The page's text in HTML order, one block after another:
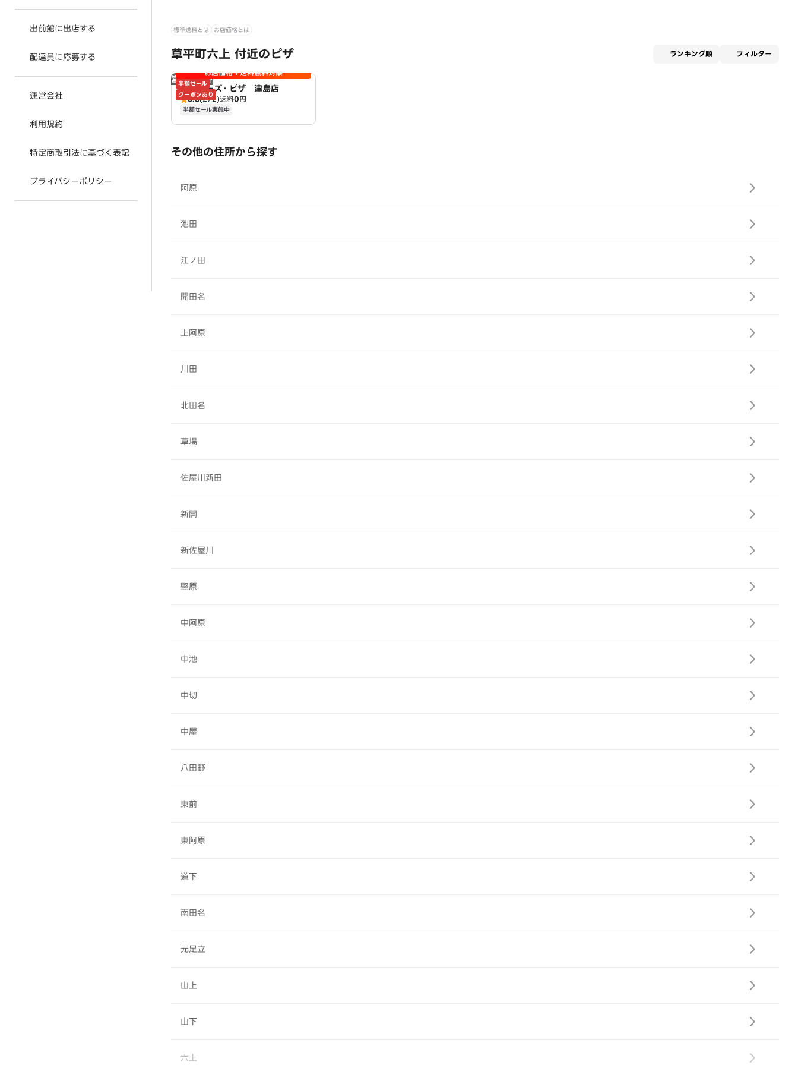
出前館に出店する
配達員に応募する
運営会社
利用規約
特定商取引法に基づく表記
プライバシーポリシー
標準送料とは お店価格とは
草平町六上 付近のピザ ランキング順 フィルター
営業時間外
半額セール
クーポンあり
お店価格＋送料無料対象
アオキーズ・ピザ 津島店
3.8(272)送料0円
半額セール実施中
その他の住所から探す
阿原
池田
江ノ田
開田名
上阿原
川田
北田名
草場
佐屋川新田
新開
新佐屋川
竪原
中阿原
中池
中切
中屋
八田野
東前
東阿原
道下
南田名
元足立
山上
山下
六上